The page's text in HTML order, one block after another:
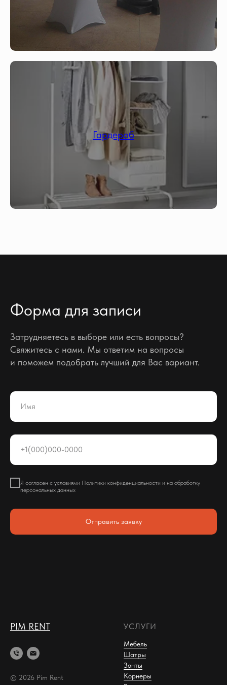
Гардероб
Форма для записи
Затрудняетесь в выборе или есть вопросы?
Свяжитесь с нами. Мы ответим на вопросы
и поможем подобрать лучший для Вас вариант.
Имя
+1(000)000-0000
Я согласен с условиями Политики конфиденциальности и на обработку
персональных данных
Отправить заявку
PIM RENT
© 2026 Pim Rent
УСЛУГИ
Мебель
Шатры
Зонты
Корнеры